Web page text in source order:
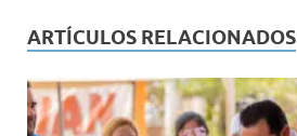
ARTÍCULOS RELACIONADOS